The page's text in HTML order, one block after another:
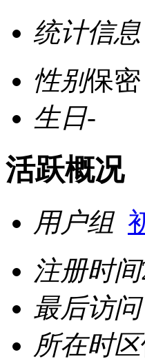
统计信息
性别保密
生日-
活跃概况
用户组
注册时间
最后访问
所在时区